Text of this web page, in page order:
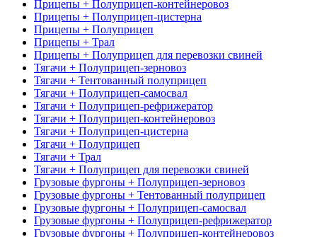
Прицепы + Полуприцеп-контейнеровоз
Прицепы + Полуприцеп-цистерна
Прицепы + Полуприцеп
Прицепы + Трал
Прицепы + Полуприцеп для перевозки свиней
Тягачи + Полуприцеп-зерновоз
Тягачи + Тентованный полуприцеп
Тягачи + Полуприцеп-самосвал
Тягачи + Полуприцеп-рефрижератор
Тягачи + Полуприцеп-контейнеровоз
Тягачи + Полуприцеп-цистерна
Тягачи + Полуприцеп
Тягачи + Трал
Тягачи + Полуприцеп для перевозки свиней
Грузовые фургоны + Полуприцеп-зерновоз
Грузовые фургоны + Тентованный полуприцеп
Грузовые фургоны + Полуприцеп-самосвал
Грузовые фургоны + Полуприцеп-рефрижератор
Грузовые фургоны + Полуприцеп-контейнеровоз